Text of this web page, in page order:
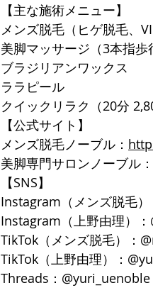
【主な施術メニュー】
メンズ脱毛（ヒゲ脱毛、
美脚マッサージ（3本指歩
ブラジリアンワックス
ララピール
クイックリラク（20分
【公式サイト】
メンズ脱毛ノーブル：
美脚専門サロンノーブル：
【SNS】
Instagram（メンズ脱毛
Instagram（上野由理）
TikTok（メンズ脱毛）：
TikTok（上野由理）：
Threads：@yuri_uenoble